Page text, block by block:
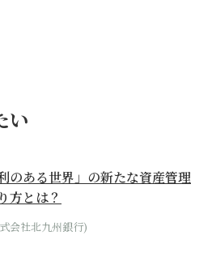
い
利のある世界」の新たな資産管理
方とは？
会社北九州銀行)